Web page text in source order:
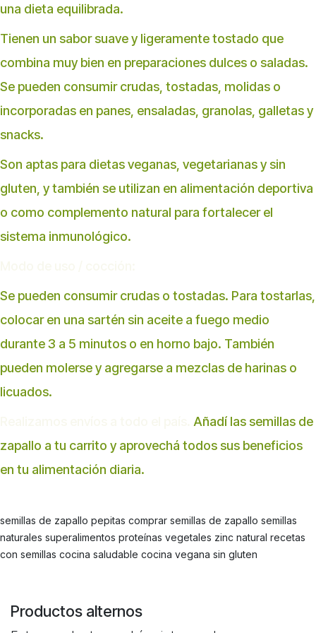
una dieta equilibrada.
Tienen un sabor suave y ligeramente tostado que
combina muy bien en preparaciones dulces o saladas.
Se pueden consumir crudas, tostadas, molidas o
incorporadas en panes, ensaladas, granolas, galletas y
snacks.
Son aptas para dietas veganas, vegetarianas y sin
gluten, y también se utilizan en alimentación deportiva
o como complemento natural para fortalecer el
sistema inmunológico.
Se pueden consumir crudas o tostadas. Para tostarlas,
colocar en una sartén sin aceite a fuego medio
durante 3 a 5 minutos o en horno bajo. También
pueden molerse y agregarse a mezclas de harinas o
licuados.
Añadí las semillas de
zapallo a tu carrito y aprovechá todos sus beneficios
en tu alimentación diaria.
semillas de zapallo pepitas comprar semillas de zapallo semillas
naturales superalimentos proteínas vegetales zinc natural recetas
con semillas cocina saludable cocina vegana sin gluten
Productos alternos